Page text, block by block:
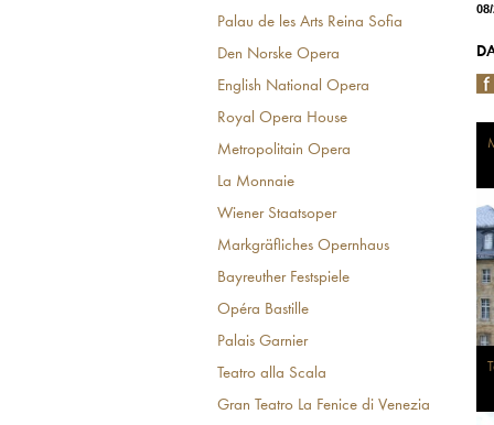
Palau de les Arts Reina Sofia
Den Norske Opera
English National Opera
Royal Opera House
Metropolitain Opera
La Monnaie
Wiener Staatsoper
Markgräfliches Opernhaus
Bayreuther Festspiele
Opéra Bastille
Palais Garnier
Teatro alla Scala
Gran Teatro La Fenice di Venezia